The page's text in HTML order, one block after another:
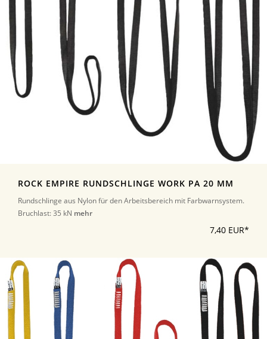
ROCK EMPIRE RUNDSCHLINGE WORK PA 20 MM
Rundschlinge aus Nylon für den Arbeitsbereich mit Farbwarnsystem.
Bruchlast: 35 kN mehr
7,40 EUR*